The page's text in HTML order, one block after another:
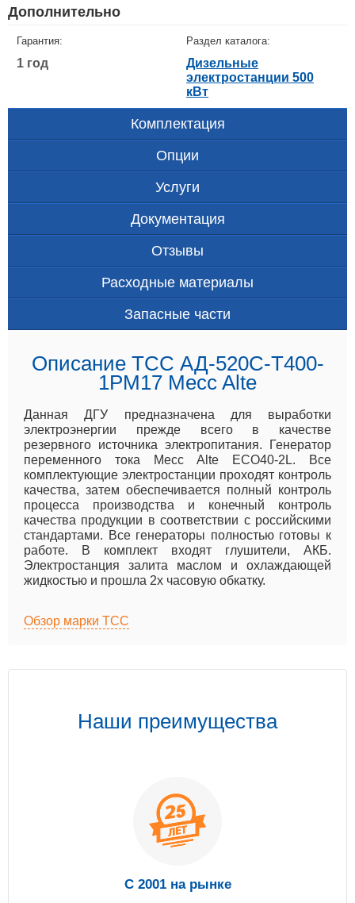
Дополнительно
Гарантия:
1 год
Раздел каталога:
Дизельные
электростанции 500
кВт
Комплектация
Опции
Услуги
Документация
Отзывы
Расходные материалы
Запасные части
Описание ТСС АД-520С-Т400-
1РМ17 Mecc Alte
Данная ДГУ предназначена для выработки
электроэнергии прежде всего в качестве
резервного источника электропитания. Генератор
переменного тока Mecc Alte ECO40-2L. Все
комплектующие электростанции проходят контроль
качества, затем обеспечивается полный контроль
процесса производства и конечный контроль
качества продукции в соответствии с российскими
стандартами. Все генераторы полностью готовы к
работе. В комплект входят глушители, АКБ.
Электростанция залита маслом и охлаждающей
жидкостью и прошла 2х часовую обкатку.
Обзор марки ТСС
Наши преимущества
С 2001 на рынке